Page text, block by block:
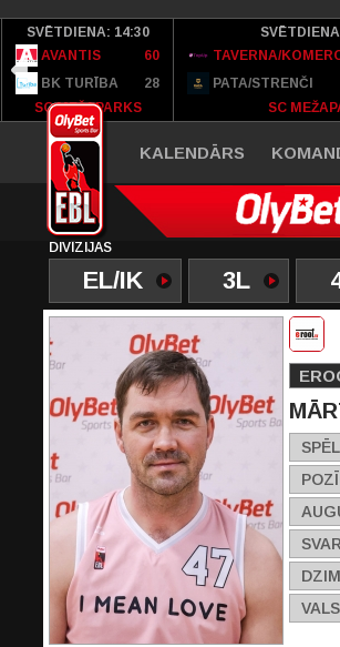
SVĒTDIENA: 14:30
AVANTIS
60
BK TURĪBA
28
SC MEŽAPARKS
TAVERNA/
PATA/STRENČI
SC
KALENDĀRS
DIVĪZIJAS
EL/IK 3L